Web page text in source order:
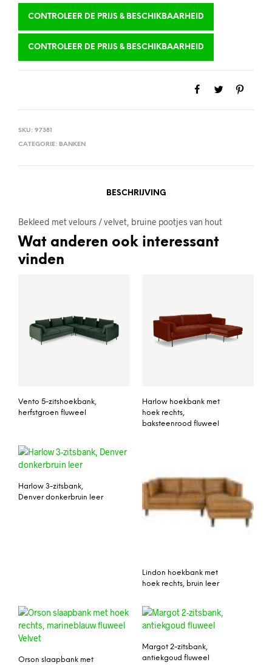
CONTROLEER DE PRIJS & BESCHIKBAARHEID
CONTROLEER DE PRIJS & BESCHIKBAARHEID
SKU: 97381
CATEGORIE: BANKEN
BESCHRIJVING
Bekleed met velours / velvet, bruine pootjes van hout
Wat anderen ook interessant
vinden
Vento 5-zitshoekbank,
herfstgroen fluweel
Harlow hoekbank met
hoek rechts,
baksteenrood fluweel
Harlow 3-zitsbank,
Denver donkerbruin leer
Lindon hoekbank met
hoek rechts, bruin leer
Orson slaapbank met
Margot 2-zitsbank,
antiekgoud fluweel